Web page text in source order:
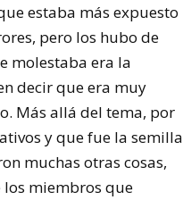
estaba más expuesto
pero los hubo de
molestaba era la
decir que era muy
Más allá del tema, por
y que fue la semilla
muchas otras cosas,
los miembros que